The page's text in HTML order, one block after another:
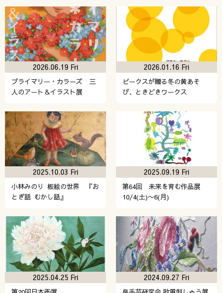
プライマリー・カラーズ 三
人のアート＆イラスト展
2026.06.19 Fri
ピークスが贈る冬の黄あそ
び、ときどきワークス
2026.01.16 Fri
小林みのり 板絵の世界 『お
とぎ話 むかし話』
2025.10.03 Fri
第64回 未来を育む作品展
10/4(土)〜6(月)
2025.09.19 Fri
2025.04.25 Fri 2024.09.27 Fri